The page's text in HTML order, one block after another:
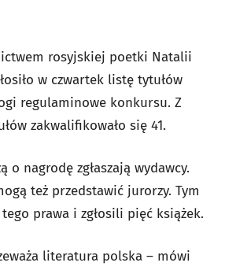
rosyjskiej poetki Natalii
w czwartek listę tytułów
regulaminowe konkursu. Z
zakwalifikowało się 41.
o nagrodę zgłaszają wydawcy.
też przedstawić jurorzy. Tym
prawa i zgłosili pięć książek.
literatura polska – mówi